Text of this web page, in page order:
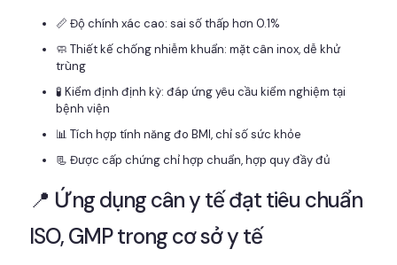
📏 Độ chính xác cao: sai số thấp hơn 0.1%
🧼 Thiết kế chống nhiễm khuẩn: mặt cân inox, dễ khử
trùng
🧪 Kiểm định định kỳ: đáp ứng yêu cầu kiểm nghiệm tại
bệnh viện
📊 Tích hợp tính năng đo BMI, chỉ số sức khỏe
📃 Được cấp chứng chỉ hợp chuẩn, hợp quy đầy đủ
📍 Ứng dụng cân y tế đạt tiêu chuẩn
ISO, GMP trong cơ sở y tế